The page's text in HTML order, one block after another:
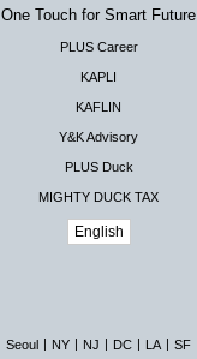
One Touch for Smart Future
PLUS Career
KAPLI
KAFLIN
Y&K Advisory
PLUS Duck
MIGHTY DUCK TAX
English
Seoul NY NJ DC LA SF